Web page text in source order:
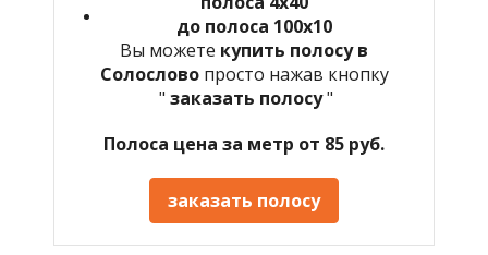
до полоса 100х10
Вы можете купить полосу в
Солословопросто нажав кнопку
" заказать полосу"
Полоса цена за метр от 85 руб.
заказать полосу